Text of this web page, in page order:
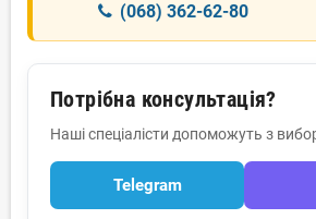
(068) 362-62-80
Потрібна консультація?
Наші спеціалісти допоможуть з
Telegram